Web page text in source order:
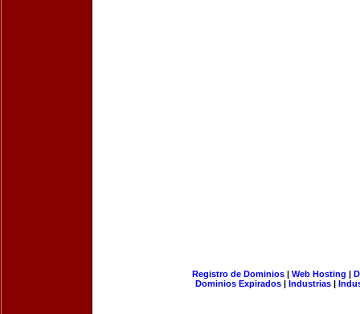
Registro de Dominios| Web Hosting |
Dominios Expirados | Industrias |